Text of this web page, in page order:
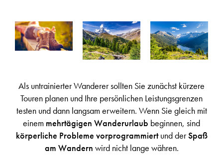
Als untrainierter Wanderer sollten Sie zunächst kürzere
Touren planen und Ihre persönlichen Leistungsgrenzen
testen und dann langsam erweitern. Wenn Sie gleich mit
einem mehrtägigen Wanderurlaub beginnen, sind
körperliche Probleme vorprogrammiertund derSpaß
am Wandern wird nicht lange währen.